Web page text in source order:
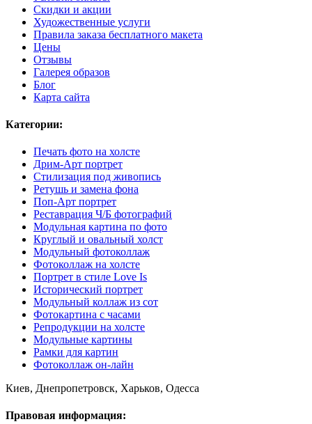
Скидки и акции
Художественные услуги
Правила заказа бесплатного макета
Цены
Отзывы
Галерея образов
Блог
Карта сайта
Категории:
Печать фото на холсте
Дрим-Арт портрет
Стилизация под живопись
Ретушь и замена фона
Поп-Арт портрет
Реставрация Ч/Б фотографий
Модульная картина по фото
Круглый и овальный холст
Модульный фотоколлаж
Фотоколлаж на холсте
Портрет в стиле Love Is
Исторический портрет
Модульный коллаж из сот
Фотокартина с часами
Репродукции на холсте
Модульные картины
Рамки для картин
Фотоколлаж он-лайн
Киев, Днепропетровск, Харьков, Одесса
Правовая информация: